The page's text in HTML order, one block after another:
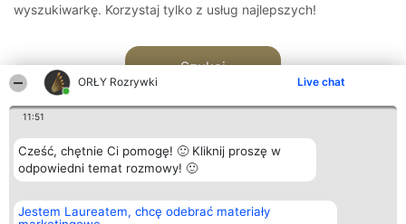
ORŁY Rozrywki Live chat
11:51
Cześć, chętnie Ci pomogę! 🙂 Kliknij proszę w
odpowiedni temat rozmowy! 🙂
Jestem Laureatem, chcę odebrać materiały
wyszukiwarkę. Korzystaj tylko z usług najlepszych!
Szukaj
Organizator plebiscytu
Bright Side Solutions sp. z o.
Plebiscyt
Laureaci
Kontakt
Kontakt